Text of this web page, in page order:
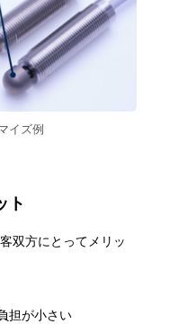
イズ例
ト
双方にとってメリッ
担が小さい